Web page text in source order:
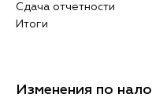
Сдача отчетности
Итоги
Изменения по